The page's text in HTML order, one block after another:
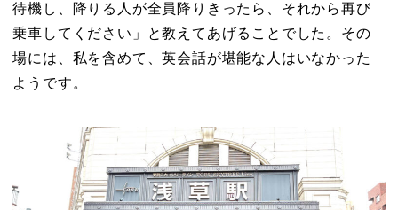
待機し、降りる人が全員降りきったら、それから再び
乗車してください」と教えてあげることでした。その
場には、私を含めて、英会話が堪能な人はいなかった
ようです。